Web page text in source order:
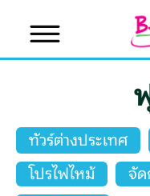
ทัวร์ต่างประเทศ
โปรไฟไหม้
จัด